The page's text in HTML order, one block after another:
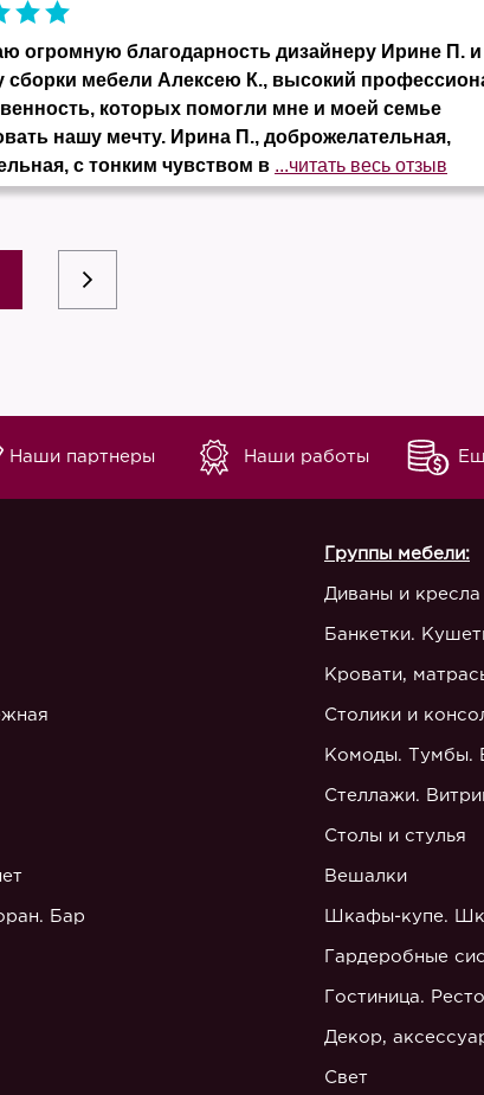
огромную благодарность дизайнеру Ирине П. и
сборки мебели Алексею К., высокий
которых помогли мне и моей семье
нашу мечту. Ирина П., доброжелательная,
с тонким чувством в ...читать весь отзыв
Наши партнеры Наши работы
Бар
Группы мебели:
Диваны и кресла
Банкетки.
Кровати,
Столики и
Комоды. Тумбы.
Стеллажи.
Столы и стулья
Вешалки
Шкафы-купе.
Гардеробные
Гостиница.
Декор,
Свет